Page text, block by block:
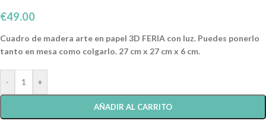
€49.00
Cuadro de madera arte en papel 3D FERIA con luz. Puedes ponerlo
tanto en mesa como colgarlo. 27 cm x 27 cm x 6 cm.
- +
AÑADIR AL CARRITO